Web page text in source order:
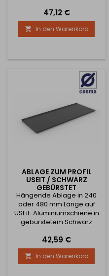
beliebigen Stelle der
Schiene möglich. Die Länge
der Ablage beträgt 120 mm.
Die vollständigen
Sie bitte den Bildern.
Preis
47,12 €
 In den Warenkorb
ABLAGE ZUM PROFIL
USEIT / SCHWARZ
GEBÜRSTET
Hängende Ablage in 240
oder 480 mm Länge auf
USEit-Aluminiumschiene in
gebürstetem Schwarz
an jeder beliebigen Stelle
der Schiene möglich. Die
vollständigen
Abmessungen entnehmen
Preis
42,59 €
 In den Warenkorb